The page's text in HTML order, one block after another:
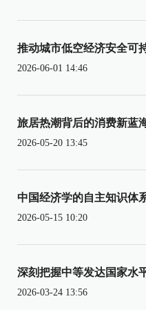
推动城市低空经济安全可
2026-06-01 14:46
旅居热潮背后的消费新蓝
2026-05-20 13:45
中国经济学的自主知识体
2026-05-15 10:20
深刻把握中等发达国家水
2026-03-24 13:56